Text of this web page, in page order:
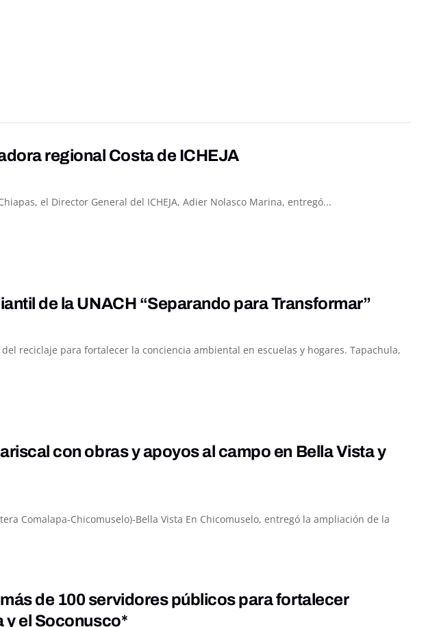
regional Costa de ICHEJA
el Director General del ICHEJA, Adier Nolasco Marina, entregó...
de la UNACH “Separando para Transformar”
reciclaje para fortalecer la conciencia ambiental en escuelas y hogares. Tapachula,
con obras y apoyos al campo en Bella Vista y
Comalapa-Chicomuselo)-Bella Vista En Chicomuselo, entregó la ampliación de la
de 100 servidores públicos para fortalecer
y el Soconusco*